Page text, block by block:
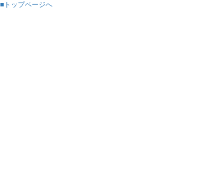
■トップページへ